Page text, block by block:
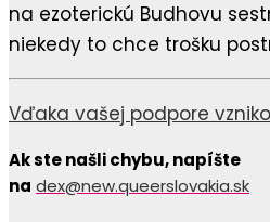
na ezoterickú Budhovu
niekedy to chce trošku
Vďaka vašej podpore
Ak ste našli chybu, napíšte
na dex@new.queerslovakia.sk